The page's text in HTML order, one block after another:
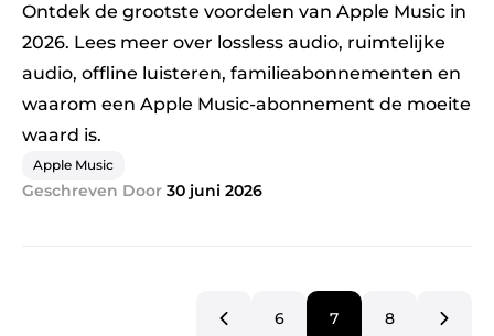
Ontdek de grootste voordelen van Apple Music in
2026. Lees meer over lossless audio, ruimtelijke
audio, offline luisteren, familieabonnementen en
waarom een ​​Apple Music-abonnement de moeite
waard is.
Apple Music
Geschreven Door 30 juni 2026
6 7 8